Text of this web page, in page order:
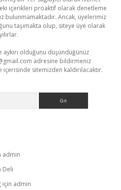
içerikleri proaktif olarak denetleme
bulunmamaktadır. Ancak, üyelerimiz
taşımakta olup, siteye üye olarak
olduğunu düşündüğünüz
adresine bildirmeniz
sitemizden kaldırılacaktır.
admin
Deli
için admin